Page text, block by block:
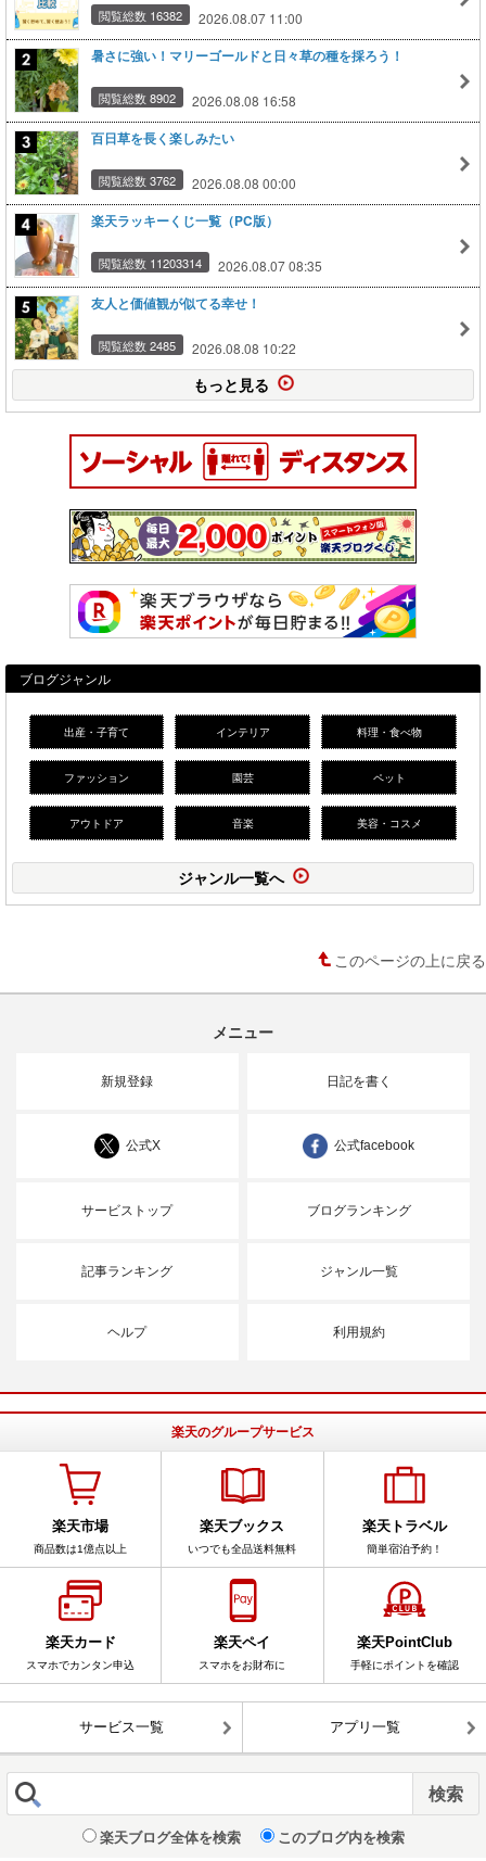
閲覧総数 16382 2026.08.07 11:00
暑さに強い！マリーゴールドと日々草の種を採ろう！
閲覧総数 8902 2026.08.08 16:58
百日草を長く楽しみたい
閲覧総数 3762 2026.08.08 00:00
楽天ラッキーくじ一覧（PC版）
閲覧総数 11203314 2026.08.07 08:35
友人と価値観が似てる幸せ！
閲覧総数 2485 2026.08.08 10:22
もっと見る
ブログジャンル
出産・子育て インテリア 料理・食べ物
ファッション 園芸 ペット
アウトドア 音楽 美容・コスメ
ジャンル一覧へ
このページの上に戻る
メニュー
新規登録 日記を書く
公式X 公式facebook
サービストップ ブログランキング
記事ランキング ジャンル一覧
ヘルプ 利用規約
楽天のグループサービス
楽天市場
商品数は1億点以上
楽天ブックス
いつでも全品送料無料
楽天トラベル
簡単宿泊予約！
楽天カード
スマホでカンタン申込
楽天ペイ
スマホをお財布に
楽天PointClub
手軽にポイントを確認
サービス一覧 アプリ一覧
楽天ブログ全体を検索 このブログ内を検索